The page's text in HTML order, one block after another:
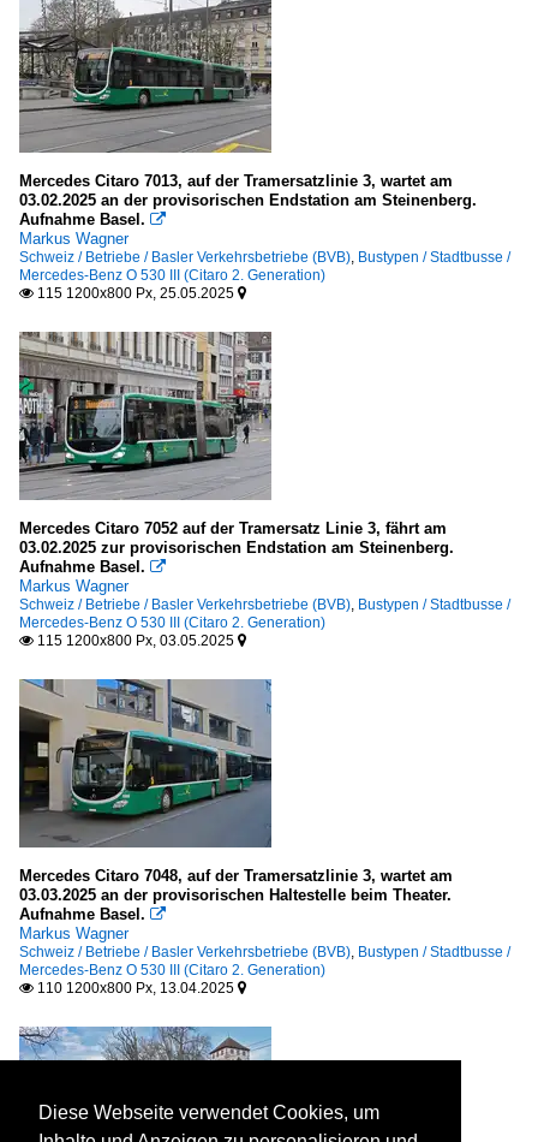
Mercedes Citaro 7013, auf der Tramersatzlinie 3, wartet am
03.02.2025 an der provisorischen Endstation am Steinenberg.
Aufnahme Basel. 
Markus Wagner
Schweiz / Betriebe / Basler Verkehrsbetriebe (BVB), Bustypen / Stadtbusse /
Mercedes-Benz O 530 III (Citaro 2. Generation)
 115 1200x800 Px, 25.05.2025 
Mercedes Citaro 7052 auf der Tramersatz Linie 3, fährt am
03.02.2025 zur provisorischen Endstation am Steinenberg.
Aufnahme Basel. 
Markus Wagner
Schweiz / Betriebe / Basler Verkehrsbetriebe (BVB), Bustypen / Stadtbusse /
Mercedes-Benz O 530 III (Citaro 2. Generation)
 115 1200x800 Px, 03.05.2025 
Mercedes Citaro 7048, auf der Tramersatzlinie 3, wartet am
03.03.2025 an der provisorischen Haltestelle beim Theater.
Aufnahme Basel. 
Markus Wagner
Schweiz / Betriebe / Basler Verkehrsbetriebe (BVB), Bustypen / Stadtbusse /
Mercedes-Benz O 530 III (Citaro 2. Generation)
 110 1200x800 Px, 13.04.2025 
Diese Webseite verwendet Cookies, um